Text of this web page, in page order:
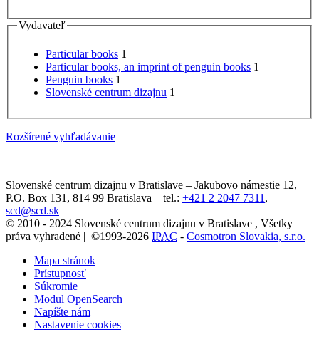
Vydavateľ
Particular books 1
Particular books, an imprint of penguin books 1
Penguin books 1
Slovenské centrum dizajnu 1
Rozšírené vyhľadávanie
Slovenské centrum dizajnu v Bratislave – Jakubovo námestie 12,
P.O. Box 131, 814 99 Bratislava – tel.: +421 2 2047 7311 ,
scd@scd.sk
© 2010 - 2024 Slovenské centrum dizajnu v Bratislave , Všetky
práva vyhradené | ©1993-2026 IPAC - Cosmotron Slovakia, s.r.o.
Mapa stránok
Prístupnosť
Súkromie
Modul OpenSearch
Napíšte nám
Nastavenie cookies